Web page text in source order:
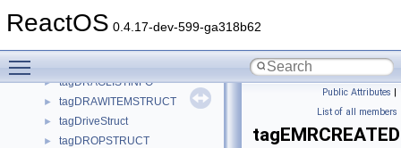
ReactOS 0.4.17-dev-599-ga318b62
► tagDPSP_SENDTOGROUPEXDATA
► tagDRAGLISTINFO
► tagDRAWITEMSTRUCT
► tagDriveStruct
► tagDROPSTRUCT
Public Attributes |
List of all members